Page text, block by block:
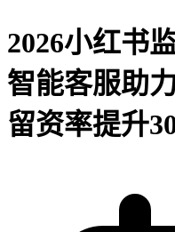
2026小红书
智能客服助
留资率提升